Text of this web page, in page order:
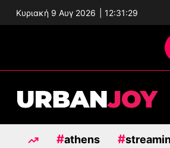
Κυριακή 9 Αυγ 2026 12:31:30
Μεταπηδήστε
στο
περιεχόμενο
#athens #